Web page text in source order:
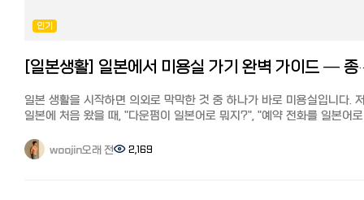
계정에 등록된 국가는 다른 국가로 이동하지 않는 한 변경할 수 없습니
확인해 주세요. 정리하면, 한국과 일본에서 넷플릭스 라인업이 다른 가장
큰 이유는 작품별·국가별로 제공 권한(라이선스)이 다르기 때문입니다.
1. 배포 권한이 국가별로 판매되기 때문에 영화사와 방송사는 작품의
배급권을 국가별로 판매하는 것이 일반적입니다. 예를 들어, 일본의 한
있다면, 넷플릭스 일본에서는 제공할 수 없습니다. 반면 한국에서는 그
인기
[일본생활] 일본에서 미용실
일본 생활을 시작하면 의외로 막막한 것 중 하나가 바로 미용실입니다.
일본에 처음 왔을 때, "다운펌이 일본어로 뭐지?", "예약 전화를 일본어로
들어갈 때까지 참았던 경험이 있습니다. 그런데 알고 보면 일본 미용실도
종류와 예약 방법만 익혀두면 생각보다 어렵지 않습니다. 오늘은 일본에
woojin오래 전 2,169